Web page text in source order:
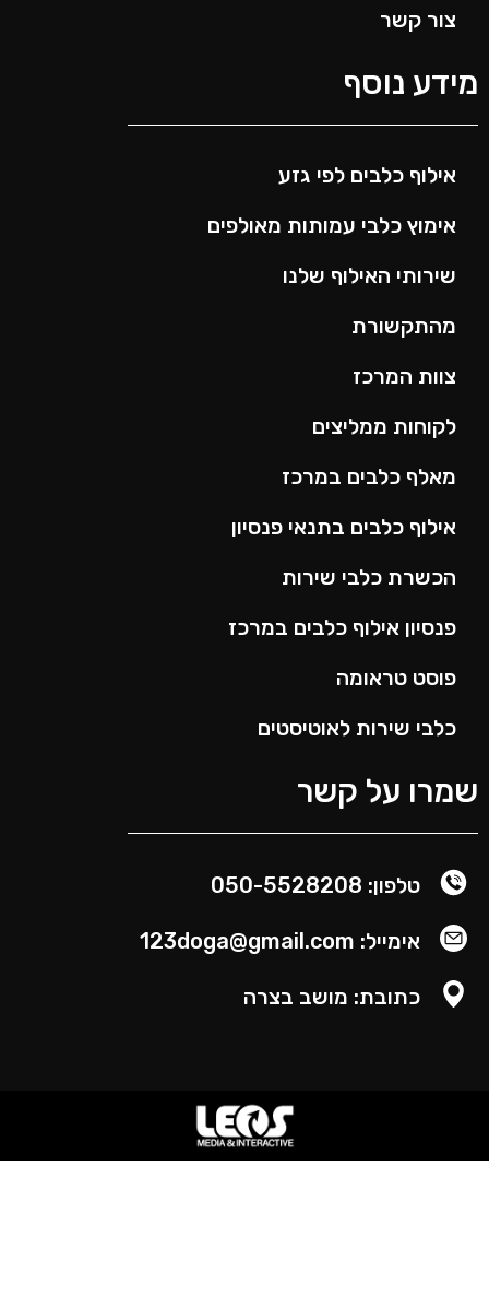
צור קשר
נוסף
אילוף כלבים לפי גזע
אימוץ כלבי עמותות מאולפים
שירותי האילוף שלנו
מהתקשורת
צוות המרכז
לקוחות ממליצים
מאלף כלבים במרכז
אילוף כלבים בתנאי פנסיון
הכשרת כלבי שירות
פנסיון אילוף כלבים במרכז
פוסט טראומה
כלבי שירות לאוטיסטים
על קשר
טלפון: 050-5528208
אימייל: 123doga@gmail.com
כתובת: מושב בצרה